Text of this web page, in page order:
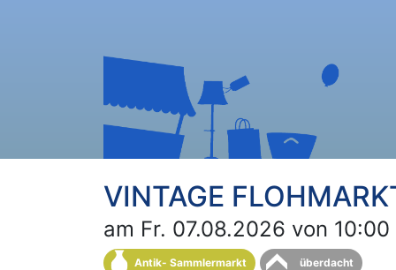
VINTAGE
am Fr. 07.08.2026 von
Antik- Sammlermarkt überdacht